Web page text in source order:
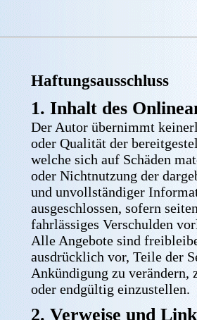
Haftungsausschluss
1. Inhalt des
Der Autor übernimmt
oder Qualität der
welche sich auf Schäden
oder Nichtnutzung der
und unvollständiger
ausgeschlossen, sofern
fahrlässiges Verschulden
Alle Angebote sind
ausdrücklich vor, Teile der
Ankündigung zu verändern,
oder endgültig einzustellen.
2. Verweise und